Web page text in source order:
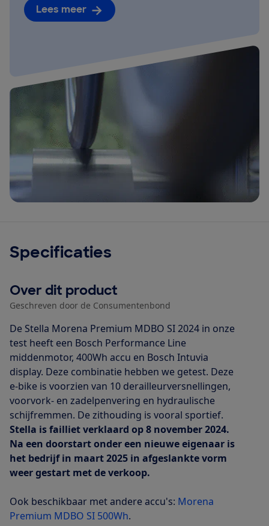
Lees meer
Specificaties
Over dit product
Geschreven door de Consumentenbond
De Stella Morena Premium MDBO SI 2024 in onze
test heeft een Bosch Performance Line
middenmotor, 400Wh accu en Bosch Intuvia
display. Deze combinatie hebben we getest. Deze
e-bike is voorzien van 10 derailleurversnellingen,
voorvork- en zadelpenvering en hydraulische
schijfremmen. De zithouding is vooral sportief.
Stella is failliet verklaard op 8 november 2024.
Na een doorstart onder een nieuwe eigenaar is
het bedrijf in maart 2025 in afgeslankte vorm
weer gestart met de verkoop.
Ook beschikbaar met andere accu's: Morena
Premium MDBO SI 500Wh.